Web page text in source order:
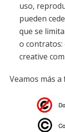
uso,
pueden
que se
o contratos:
creative
Veamos más